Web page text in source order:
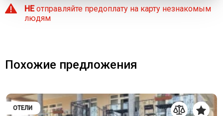
НЕотправляйте предоплату на карту незнакомым
людям
Похожие предложения
ОТЕЛИ